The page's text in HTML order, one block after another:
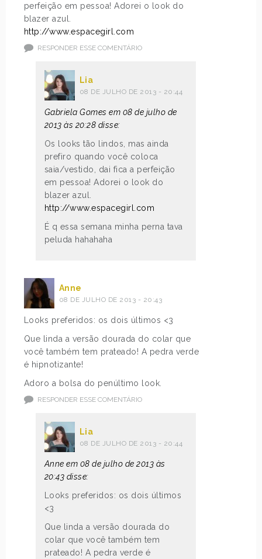
perfeição em pessoa! Adorei o look do
blazer azul.
http://www.espacegirl.com
RESPONDER ESSE COMENTÁRIO
Lia
08 DE JULHO DE 2013 - 20:44
Gabriela Gomes em 08 de julho de
2013 às 20:28 disse:
Os looks tão lindos, mas ainda
prefiro quando você coloca
saia/vestido, dai fica a perfeição
em pessoa! Adorei o look do
blazer azul.
http://www.espacegirl.com
É q essa semana minha perna tava
peluda hahahaha
Anne
08 DE JULHO DE 2013 - 20:43
Looks preferidos: os dois últimos <3
Que linda a versão dourada do colar que
você também tem prateado! A pedra verde
é hipnotizante!
Adoro a bolsa do penúltimo look.
RESPONDER ESSE COMENTÁRIO
Lia
08 DE JULHO DE 2013 - 20:44
Anne em 08 de julho de 2013 às
20:43 disse:
Looks preferidos: os dois últimos
<3
Que linda a versão dourada do
colar que você também tem
prateado! A pedra verde é